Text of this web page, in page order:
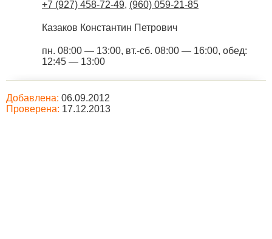
+7 (927) 458-72-49, (960) 059-21-85
Казаков Константин Петрович
пн. 08:00 — 13:00, вт.-сб. 08:00 — 16:00, обед:
12:45 — 13:00
Добавлена: 06.09.2012
Проверена: 17.12.2013